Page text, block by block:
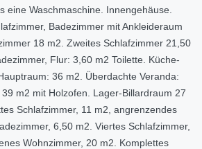
eine Waschmaschine. Innengehäuse.
Badezimmer mit Ankleideraum
18 m2. Zweites Schlafzimmer 21,50
Flur: 3,60 m2 Toilette. Küche-
36 m2. Überdachte Veranda:
m2 mit Holzofen. Lager-Billardraum 27
Schlafzimmer, 11 m2, angrenzendes
6,50 m2. Viertes Schlafzimmer,
Wohnzimmer, 20 m2. Komplettes